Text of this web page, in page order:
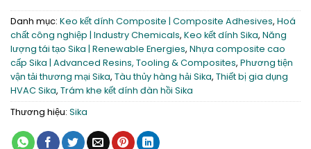
Danh mục: Keo kết dính Composite | Composite Adhesives, Hoá
chất công nghiệp | Industry Chemicals, Keo kết dính Sika, Năng
lượng tái tạo Sika | Renewable Energies, Nhựa composite cao
cấp Sika | Advanced Resins, Tooling & Composites, Phương tiện
vận tải thương mại Sika, Tàu thủy hàng hải Sika, Thiết bị gia dụng
HVAC Sika, Trám khe kết dính đàn hồi Sika
Thương hiệu: Sika